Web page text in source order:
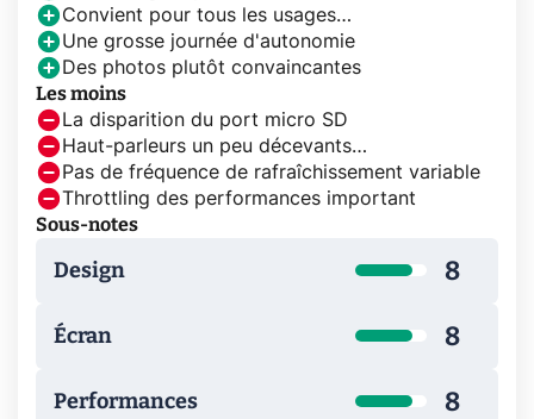
Convient pour tous les usages…
Une grosse journée d'autonomie
Des photos plutôt convaincantes
Les moins
La disparition du port micro SD
Haut-parleurs un peu décevants…
Pas de fréquence de rafraîchissement variable
Throttling des performances important
Sous-notes
Design 8
Écran 8
Performances 8